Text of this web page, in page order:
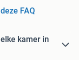
FAQ
kamer in